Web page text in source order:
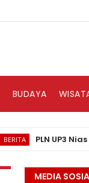
BUDAYA
PLN UP3 Nias
MEDIA